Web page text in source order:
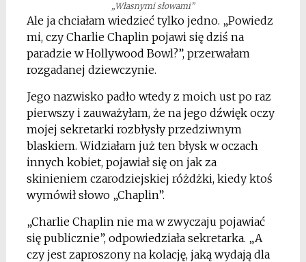
„Własnymi słowami”
Ale ja chciałam wiedzieć tylko jedno. „Powiedz
mi, czy Charlie Chaplin pojawi się dziś na
paradzie w Hollywood Bowl?”, przerwałam
rozgadanej dziewczynie.
Jego nazwisko padło wtedy z moich ust po raz
pierwszy i zauważyłam, że na jego dźwięk oczy
mojej sekretarki rozbłysły przedziwnym
blaskiem. Widziałam już ten błysk w oczach
innych kobiet, pojawiał się on jak za
skinieniem czarodziejskiej różdżki, kiedy ktoś
wymówił słowo „Chaplin”.
„Charlie Chaplin nie ma w zwyczaju pojawiać
się publicznie”, odpowiedziała sekretarka. „A
czy jest zaproszony na kolację, jaką wydają dla